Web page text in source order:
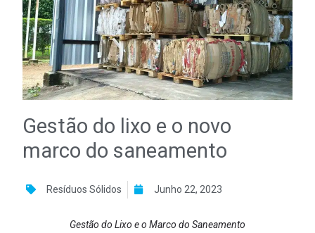
Gestão do lixo e o novo
marco do saneamento
Resíduos Sólidos Junho 22, 2023
Gestão do Lixo e o Marco do Saneamento